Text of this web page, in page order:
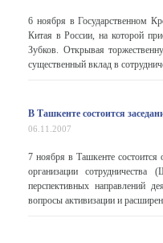
6 ноября в Государственном
Китая в России, на которой
Зубков. Открывая
существенный вклад в
В Ташкенте состоится
06.11.2007
7 ноября в Ташкенте состоится
организации
перспективных направлений
вопросы активизации и